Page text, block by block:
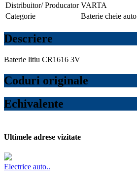
Distribuitor/ Producator VARTA
Categorie
Baterie cheie auto
Descriere
Baterie litiu CR1616 3V
Coduri originale
Echivalente
Ultimele adrese vizitate
Electrice auto..